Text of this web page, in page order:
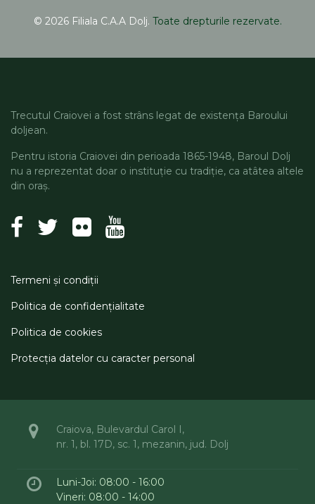
© 2026 Filiala C.A.A Dolj. Toate drepturile rezervate.
Trecutul Craiovei a fost strâns legat de existența Baroului
doljean.
Pentru istoria Craiovei din perioada 1865-1948, Baroul Dolj
nu a reprezentat doar o instituție cu tradiție, ca atâtea altele
din oraș.
Termeni şi condiţii
Politica de confidenţialitate
Politica de cookies
Protecţia datelor cu caracter personal
Craiova, Bulevardul Carol I,
nr. 1, bl. 17D, sc. 1, mezanin, jud. Dolj
Luni-Joi: 08:00 - 16:00
Vineri: 08:00 - 14:00